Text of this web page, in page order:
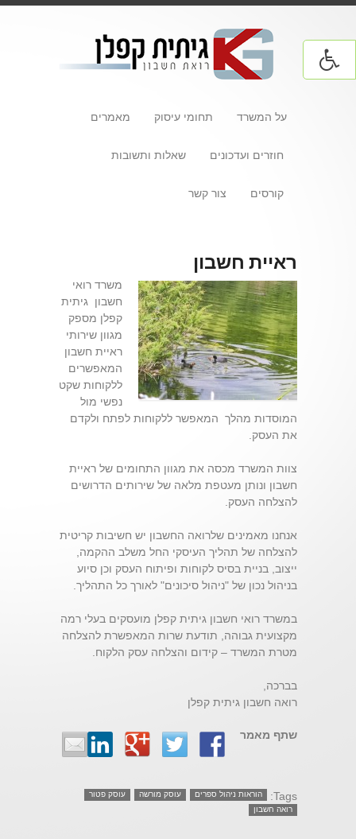
על המשרד תחומי עיסוק מאמרים
חוזרים ועדכונים שאלות ותשובות
קורסים צור קשר
ראיית חשבון
משרד רואי
חשבון גיתית
קפלן מספק
מגוון שירותי
ראיית חשבון
המאפשרים
ללקוחות שקט
נפשי מול
המוסדות מהלך המאפשר ללקוחות לפתח ולקדם
את העסק.
צוות המשרד מכסה את מגוון התחומים של ראיית
חשבון ונותן מעטפת מלאה של שירותים הדרושים
להצלחה העסק.
אנחנו מאמינים שלרואה החשבון יש חשיבות קריטית
להצלחה של תהליך העיסקי החל משלב ההקמה,
ייצוב, בניית בסיס לקוחות ופיתוח העסק וכן סיוע
בניהול נכון של "ניהול סיכונים" לאורך כל התהליך.
במשרד רואי חשבון גיתית קפלן מועסקים בעלי רמה
מקצועית גבוהה, תודעת שרות המאפשרת להצלחה
מטרת המשרד – קידום והצלחה עסק הלקוח.
בברכה,
רואה חשבון גיתית קפלן
שתף מאמר
Tags: הוראות ניהול ספרים עוסק מורשה
עוסק פטור
רואה חשבון